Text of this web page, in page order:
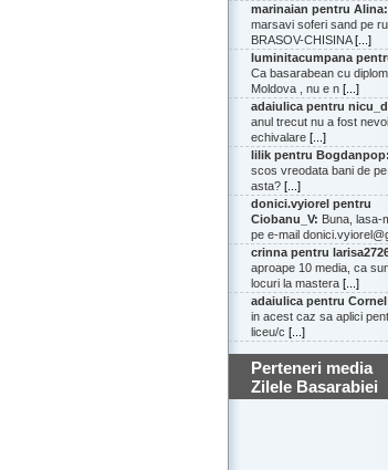
marinaian pentru Alina:
marsavi soferi sand pe
BRASOV-CHISINA[...]
luminitacumpana
Ca basarabean cu
Moldova , nu e n [...]
adaiulica pentru
anul trecut nu a fost
echivalare [...]
lilik pentru Bogdanpop:
scos vreodata bani de
asta? [...]
donici.vyiorel pentru
Ciobanu_V: Buna, lasa-
pe e-mail
crinna pentru
aproape 10 media, ca
locuri la mastera [...]
adaiulica pentru
in acest caz sa aplici
liceu/c [...]
Perteneri media
Zilele Basarabiei